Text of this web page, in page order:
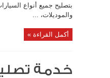
بتصليح جميع أنواع
والموديلات، ...
أكمل القراءة »
خدمة